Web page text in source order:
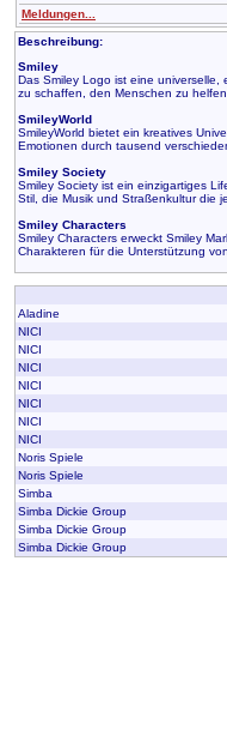
Meldungen...
Beschreibung:
Smiley
Das Smiley Logo ist eine universelle,
zu schaffen, den Menschen zu
SmileyWorld
SmileyWorld bietet ein kreatives
Emotionen durch tausend
Smiley Society
Smiley Society ist ein einzigartiges
Stil, die Musik und Straßenkultur die
Smiley Characters
Smiley Characters erweckt Smiley
Charakteren für die Unterstützung
Aladine
NICI
NICI
NICI
NICI
NICI
NICI
NICI
Noris Spiele
Noris Spiele
Simba
Simba Dickie Group
Simba Dickie Group
Simba Dickie Group